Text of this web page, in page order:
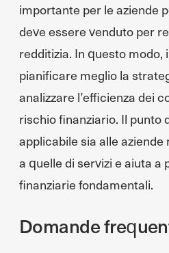
importante per le aziende
deve essere venduto per
redditizia. In questo modo,
pianificare meglio la
analizzare l’efficienza dei
rischio finanziario. Il punto
applicabile sia alle
a quelle di servizi e aiuta a
finanziarie fondamentali.
Domande